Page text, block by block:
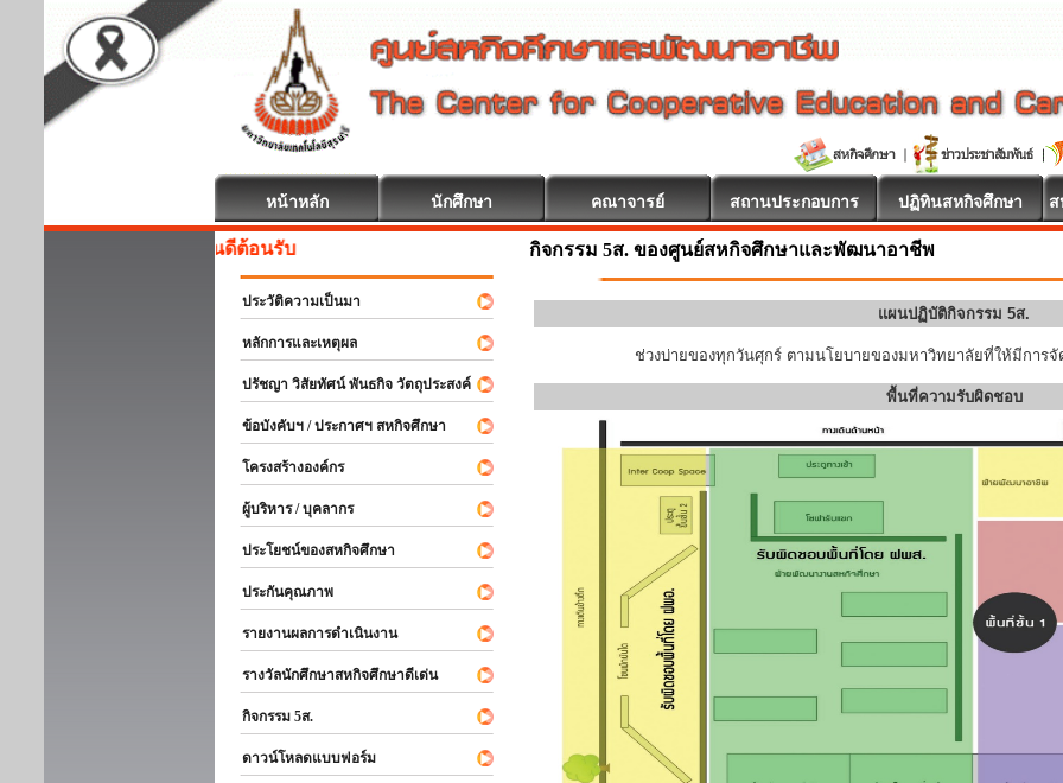
หน้าหลัก นักศึกษา คณาจารย์ สถานประกอบการ ปฏิทินสหกิจศึกษา
สหกิจศึกษา ยินดีต้อนรับ
ประวัติความเป็นมา
หลักการและเหตุผล
ปรัชญา วิสัยทัศน์ พันธกิจ วัตถุประสงค์
ข้อบังคับฯ / ประกาศฯ สหกิจศึกษา
โครงสร้างองค์กร
ผู้บริหาร / บุคลากร
ประโยชน์ของสหกิจศึกษา
ประกันคุณภาพ
รายงานผลการดำเนินงาน
รางวัลนักศึกษาสหกิจศึกษาดีเด่น
กิจกรรม 5ส.
ดาวน์โหลดแบบฟอร์ม
กิจกรรม 5ส. ของศูนย์สหกิจศึกษาและพัฒนาอาชีพ
แผนปฏิบัติกิจกรรม 5ส.
ช่วงบ่ายของทุกวันศุกร์ ตามนโยบายของมหาวิทยาลัยที่ให้มีการจั
พื้นที่ความรับผิดชอบ